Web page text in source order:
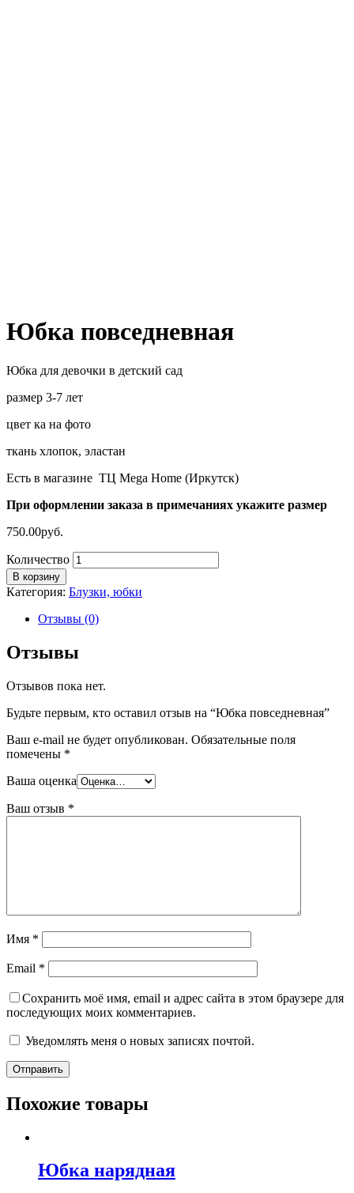
Юбка повседневная
Юбка для девочки в детский сад
размер 3-7 лет
цвет ка на фото
ткань хлопок, эластан
Есть в магазине ТЦ Mega Home (Иркутск)
При оформлении заказа в примечаниях укажите размер
750.00руб.
Количество
В корзину
Категория: Блузки, юбки
Отзывы (0)
Отзывы
Отзывов пока нет.
Будьте первым, кто оставил отзыв на “Юбка повседневная”
Ваш e-mail не будет опубликован. Обязательные поля
помечены *
Ваша оценка
Ваш отзыв *
Имя *
Email *
Сохранить моё имя, email и адрес сайта в этом браузере для
последующих моих комментариев.
Уведомлять меня о новых записях почтой.
Похожие товары
Юбка нарядная